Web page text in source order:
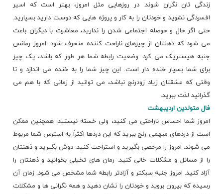
زندگی تان نگران شوند. در روزهایی مثل امروز، بهتر است که اسیر
افسردگی نشوید و خودتان را به کار و پروژه هایی که دوست دارید بسپارید.
حتی اگر حال و حوصله اجتماعی شدن را ندارید، معاشرت با دیگران باعث
می شود که ذهنتان از چیزهای ناراحت کننده منحرف شود. امروز رمانس
جنبه هیستریک می کرد. وضعیت رابطه شما هر طور که باشد، یک چیز
برای شما بسیار خنده دار است. این چیز شما را به خنده می اندازد و تا
وقتی که عشقتان زیاد زودرنج نباشد، می توانید از زمانی که با هم می
گذرانید لذت ببرید.
فال متولدین اردیبهشت
امروز شما احساس ناراحتی می کنید، ولی خسته نیستید. همچنین ممکن
است از دردهای مبهمی رنج ببرید که این دردها اکثراً به استرس شما مربوط
می شوند. امروز را مرخصی بگیرید و استراحت کنید. دوش بگیرید و ذهنتان
را از مسائل و مشکلات خالی کنید. رمان های تخیلی بخوانید و ذهنتان را
آزاد کنید. امروز جنبه سبکتر و آزادتر رابطه شما مشخص می شود. زمان آن
رسیده که بیرون بروید و خودتان را نشان دهید و همه نگرانی ها و مشکلات